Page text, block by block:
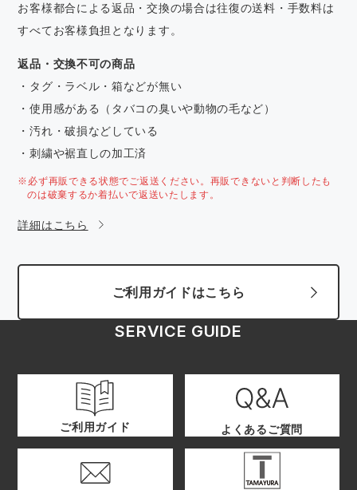
お客様都合による返品・交換の場合は往復の送料・手数料は
すべてお客様負担となります。
返品・交換不可の商品
・タグ・ラベル・箱などが無い
・使用感がある（タバコの臭いや動物の毛など）
・汚れ・破損などしている
・刺繍や裾直しの加工済
※必ず再販できる状態でご返送ください。再販できないと判断したも
のは破棄するか着払いで返送いたします。
詳細はこちら
ご利用ガイドはこちら
SERVICE GUIDE
ご利用ガイド よくあるご質問